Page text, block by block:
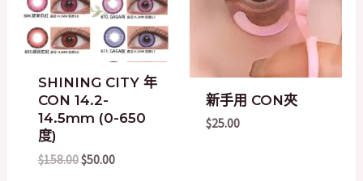
SHINING CITY 年
CON 14.2-
14.5mm (0-650
度)
$158.00$50.00
新手用 CON夾
$25.00